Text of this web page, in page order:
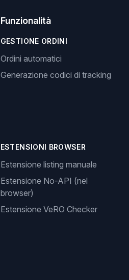
Funzionalità
GESTIONE ORDINI
Ordini automatici
Generazione codici di tracking
ESTENSIONI BROWSER
Estensione listing manuale
Estensione No-API (nel
browser)
Estensione VeRO Checker